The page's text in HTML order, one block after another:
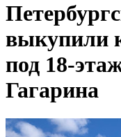
выкупили
под 18-
Гагарина